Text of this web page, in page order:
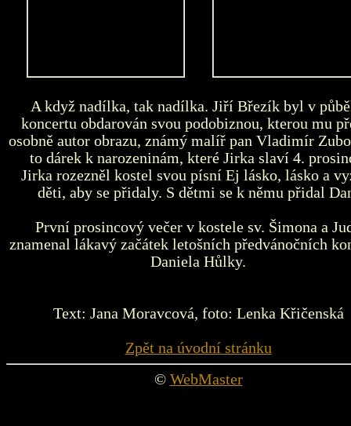
A když nadílka, tak nadílka. Jiří Březík byl v
koncertu obdarován svou podobiznou, kterou mu
osobně autor obrazu, známý malíř pan Vladimír
to dárek k narozeninám, které Jirka slaví 4.
Jirka rozezněl kostel svou písní Ej lásko, lásko a
děti, aby se přidaly. S dětmi se k němu přidal
První prosincový večer v kostele sv. Šimona a
znamenal lákavý začátek letošních předvánočních
Daniela Hůlky.
Text: Jana Moravcová, foto: Lenka Křičenská
Zpět na úvodní stránku
© WebMaster